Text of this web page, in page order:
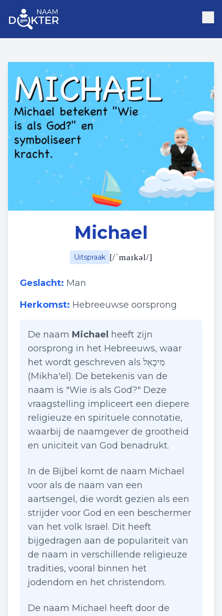
Michael
Uitspraak [/ˈmaɪkəl/]
Geslacht: Man
Herkomst: Hebreeuwse oorsprong
De naam Michael
heeft zijn
oorsprong in het Hebreeuws, waar
het wordt geschreven als מִיכָאֵל
(Mikha'el). De betekenis van de
naam is "Wie is als God?" Deze
vraagstelling impliceert een diepere
religieuze en spirituele connotatie,
waarbij de naamgever de grootheid
en uniciteit van God benadrukt.
In de Bijbel komt de naam Michael
voor als de naam van een
aartsengel, die wordt gezien als een
strijder voor God en een beschermer
van het volk Israël. Dit heeft
bijgedragen aan de populariteit van
de naam in verschillende religieuze
tradities, vooral binnen het
jodendom en het christendom.
De naam Michael heeft door de